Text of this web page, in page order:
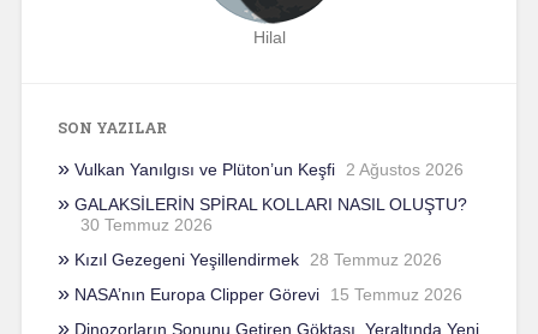
Hilal
SON YAZILAR
Vulkan Yanılgısı ve Plüton’un Keşfi
2 Ağustos 2026
GALAKSİLERİN SPİRAL KOLLARI NASIL OLUŞTU?
30 Temmuz 2026
Kızıl Gezegeni Yeşillendirmek
28 Temmuz 2026
NASA’nın Europa Clipper Görevi
15 Temmuz 2026
Dinozorların Sonunu Getiren Göktaşı, Yeraltında Yeni